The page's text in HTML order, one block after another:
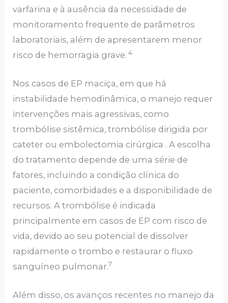
varfarina e à ausência da necessidade de
monitoramento frequente de parâmetros
laboratoriais, além de apresentarem menor
risco de hemorragia grave. 4
Nos casos de EP maciça, em que há
instabilidade hemodinâmica, o manejo requer
intervenções mais agressivas, como
trombólise sistêmica, trombólise dirigida por
cateter ou embolectomia cirúrgica . A escolha
do tratamento depende de uma série de
fatores, incluindo a condição clínica do
paciente, comorbidades e a disponibilidade de
recursos. A trombólise é indicada
principalmente em casos de EP com risco de
vida, devido ao seu potencial de dissolver
rapidamente o trombo e restaurar o fluxo
sanguíneo pulmonar.7
Além disso, os avanços recentes no manejo da